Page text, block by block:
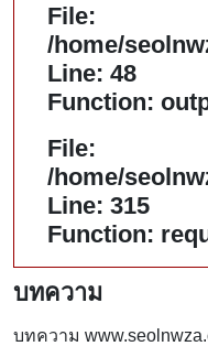
File:
/home/
Line: 48
Function:
File:
/home/
Line: 315
Function:
บทความ
บทความ